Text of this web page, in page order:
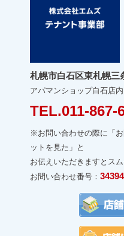
札幌市白石区東札幌三
アパマンショップ白石店内
TEL.011-867-
※お問い合わせの際に「
ットを見た」と
お伝えいただきますとスム
お問い合わせ番号： 34394